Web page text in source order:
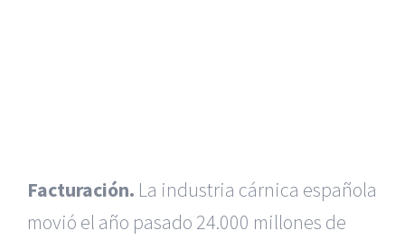
Facturación. La industria cárnica española
movió el año pasado 24.000 millones de